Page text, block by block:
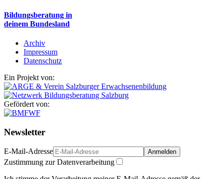
Bildungsberatung in
deinem Bundesland
Archiv
Impressum
Datenschutz
Ein Projekt von:
Gefördert von:
Newsletter
E-Mail-Adresse Anmelden
Zustimmung zur Datenverarbeitung